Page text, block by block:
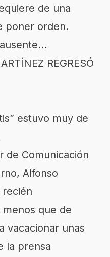
de una
poner orden.
REGRESÓ
estuvo muy de
de Comunicación
Alfonso
que de
vacacionar unas
la prensa